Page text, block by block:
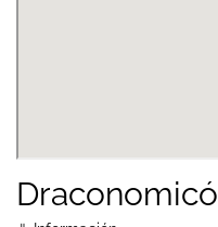
Draconomicó